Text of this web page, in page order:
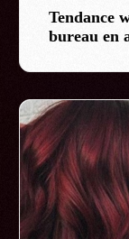
Tendance
bureau en